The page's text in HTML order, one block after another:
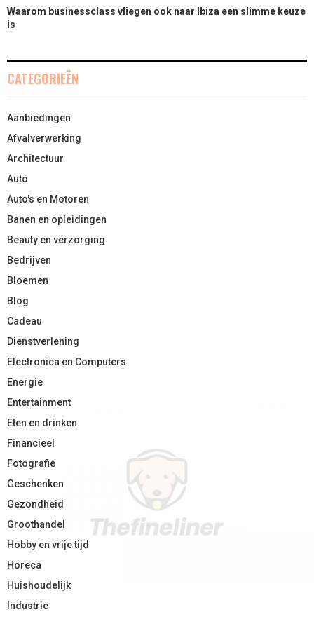
Waarom businessclass vliegen ook naar Ibiza een slimme keuze
is
CATEGORIEËN
Aanbiedingen
Afvalverwerking
Architectuur
Auto
Auto's en Motoren
Banen en opleidingen
Beauty en verzorging
Bedrijven
Bloemen
Blog
Cadeau
Dienstverlening
Electronica en Computers
Energie
Entertainment
Eten en drinken
Financieel
Fotografie
Geschenken
Gezondheid
Groothandel
Hobby en vrije tijd
Horeca
Huishoudelijk
Industrie